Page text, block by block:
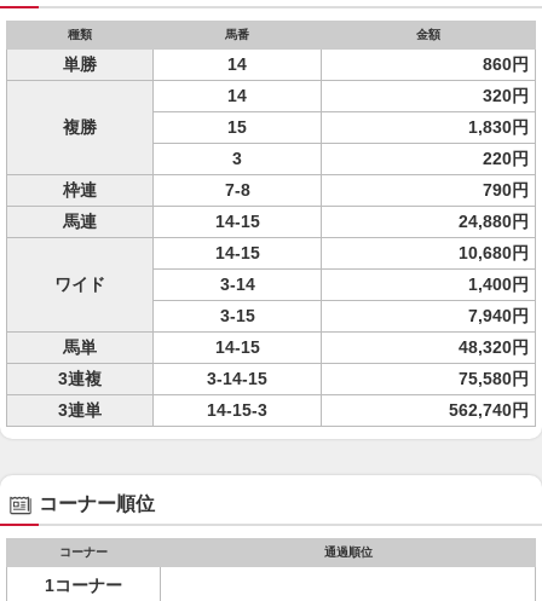
種類 馬番 金額
単勝 14 860円
複勝
14
320円
15
1,830円
3
220円
枠連
7-8
790円
馬連
14-15 24,880円
ワイド
14-15
10,680円
3-14
1,400円
3-15
7,940円
馬単
14-15
48,320円
3連複
3-14-15
75,580円
3連単
14-15-3 562,740円
コーナー順位
コーナー 通過順位
1コーナー